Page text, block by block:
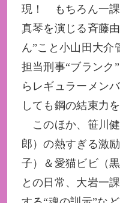
現！ もちろん一課
真琴を演じる斉藤
ん”こと小山田大介
担当刑事“ブランク
らレギュラーメン
しても鋼の結束力
このほか、笹川
郎）の熱すぎる激
子）＆愛猫ビビ（
との日常、大岩一